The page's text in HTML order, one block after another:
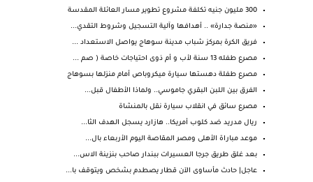
300 مليون جنيه تكلفة مشروع تطوير مسار العائلة المقدسة
«منصة جدارة» .. أهدافها وآلية التسجيل وشروط التقدي...
فريق الكرة بمركز شباب مدينة سوهاج يواصل الاستعداد ...
مصرع طفله 13 سنة لأب و أم ذوى احتياجات خاصة ( صم ...
مصرع طفلة دهستها سيارة ميكروباص أمام منزلها بسوهاج
الفرق بين اللبن البقري جاموسي.. ولماذا الأطفال قبل...
مصرع سائق في انقلاب سيارة نقل بالمنشاة
ريال مدريد ضد كلوب أمريكا.. هازارد يسجل الهدف الثا...
موعد مباراة الأهلى ومصر المقاصة اليوم الأربعاء بال...
بعد غلق طريق جرجا العسيرات ببندار صاحب بنزينة الاس...
عاجل| حادث مأساوى الآن قطار يصطدم بشخص ويتوقف با...